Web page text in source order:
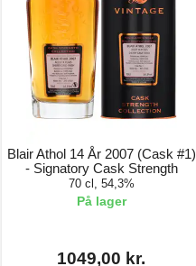
Blair Athol 14 År 2007 (Cask #1)
- Signatory Cask Strength
70 cl, 54,3%
På lager
1049,00 kr.